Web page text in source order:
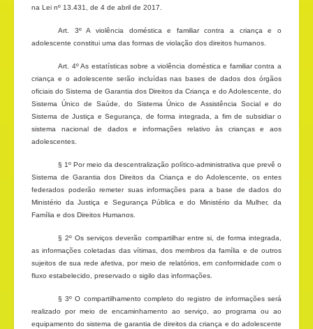
na Lei nº 13.431, de 4 de abril de 2017.
Art. 3º A violência doméstica e familiar contra a criança e o
adolescente constitui uma das formas de violação dos direitos humanos.
Art. 4º As estatísticas sobre a violência doméstica e familiar contra a
criança e o adolescente serão incluídas nas bases de dados dos órgãos
oficiais do Sistema de Garantia dos Direitos da Criança e do Adolescente, do
Sistema Único de Saúde, do Sistema Único de Assistência Social e do
Sistema de Justiça e Segurança, de forma integrada, a fim de subsidiar o
sistema nacional de dados e informações relativo às crianças e aos
adolescentes.
§ 1º Por meio da descentralização político-administrativa que prevê o
Sistema de Garantia dos Direitos da Criança e do Adolescente, os entes
federados poderão remeter suas informações para a base de dados do
Ministério da Justiça e Segurança Pública e do Ministério da Mulher, da
Família e dos Direitos Humanos.
§ 2º Os serviços deverão compartilhar entre si, de forma integrada,
as informações coletadas das vítimas, dos membros da família e de outros
sujeitos de sua rede afetiva, por meio de relatórios, em conformidade com o
fluxo estabelecido, preservado o sigilo das informações.
§ 3º O compartilhamento completo do registro de informações será
realizado por meio de encaminhamento ao serviço, ao programa ou ao
equipamento do sistema de garantia de direitos da criança e do adolescente